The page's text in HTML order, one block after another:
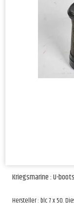
Kriegsmarine : U-
Hersteller : blc 7 x 50.